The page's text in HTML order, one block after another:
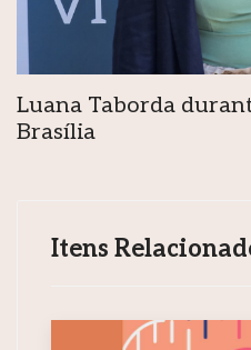
Luana Taborda
Brasília
Itens